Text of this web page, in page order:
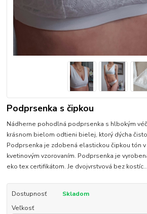
Podprsenka s čipkou
Nádherne pohodlná podprsenka s hlbokým
krásnom bielom odtieni bielej, ktorý dýcha
Podprsenka je zdobená elastickou čipkou tón v
kvetinovým vzorovaním. Podprsenka je
eko tex certifikátom. Je dvojvrstvová bez kostíc...
Dostupnosť
Skladom
Veľkosť